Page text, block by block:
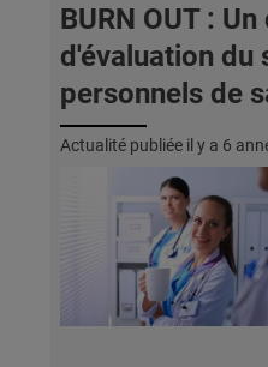
BURN OUT :
d'évaluation du
personnels de
Actualité publiée il y a 6